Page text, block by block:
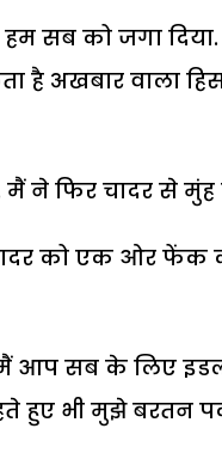
हम सब को जगा
है अखबार वाला
ने फिर चादर से मुंह
चादर को एक ओर
मैं आप सब के लिए
हुए भी मुझे बरतन